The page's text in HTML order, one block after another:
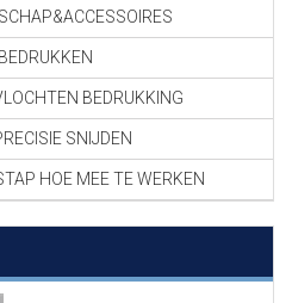
BEDRUKKING
SNIJDEN
HOE MEE TE WERKEN